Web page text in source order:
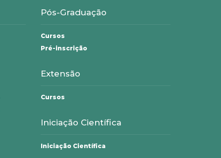
Pós-Graduação
Cursos
Pré-inscrição
Extensão
Cursos
Iniciação Científica
Iniciação Científica